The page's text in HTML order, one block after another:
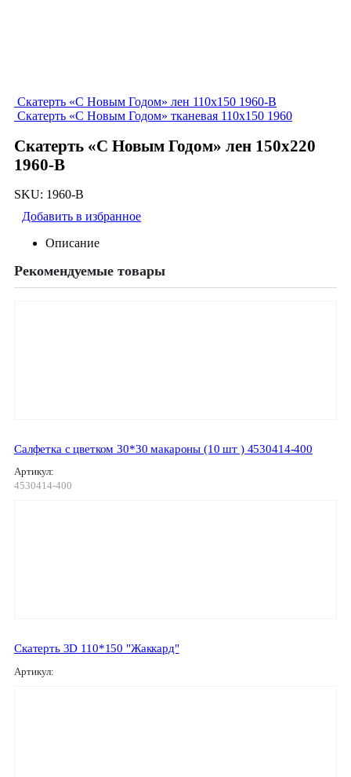
Скатерть «С Новым Годом» лен 110х150 1960-В
Скатерть «С Новым Годом» тканевая 110х150 1960
Скатерть «С Новым Годом» лен 150х220
1960-В
SKU: 1960-В
Добавить в избранное
Описание
Рекомендуемые товары
Салфетка с цветком 30*30 макароны (10 шт ) 4530414-400
Артикул:
4530414-400
Скатерть 3D 110*150 "Жаккард"
Артикул: